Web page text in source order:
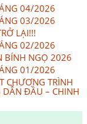
04/2026
03/2026
LẠI!!!
02/2026
BÍNH NGỌ 2026
01/2026
CHƯƠNG TRÌNH
DẪN ĐẦU – CHINH